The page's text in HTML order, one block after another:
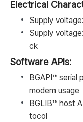
Electrical
Supply
Supply
ck
Software APIs:
BGAPI™ serial
modem usage
BGLIB™ host
tocol